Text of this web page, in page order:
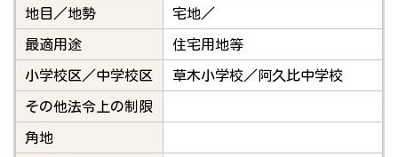
地目／地勢 宅地／
最適用途 住宅用地等
小学校区／中学校区 草木小学校／阿久比中学校
その他法令上の制限
角地